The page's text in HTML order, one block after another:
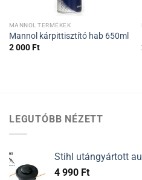
MANNOL TERMÉKEK
Mannol kárpittisztító hab 650ml
2 000Ft
LEGUTÓBB NÉZETT
Stihl utángyártott
4 990 Ft